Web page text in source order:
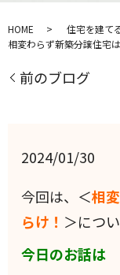
HOME
住宅を建て
相変わらず新築分譲住宅
前のブログ
2024/01/30
今回は、＜相
らけ！ ＞につ
今日のお話は